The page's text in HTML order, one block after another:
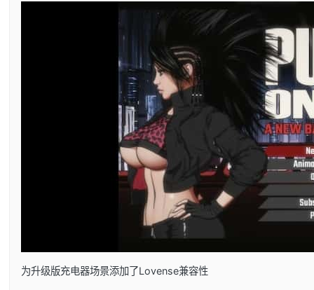
为升级版充电器场景添加了Lovense兼容性